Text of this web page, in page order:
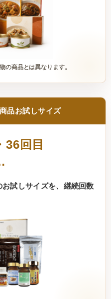
の商品とは異なります。
品お試しサイズ
36回目
試しサイズを、継続回数